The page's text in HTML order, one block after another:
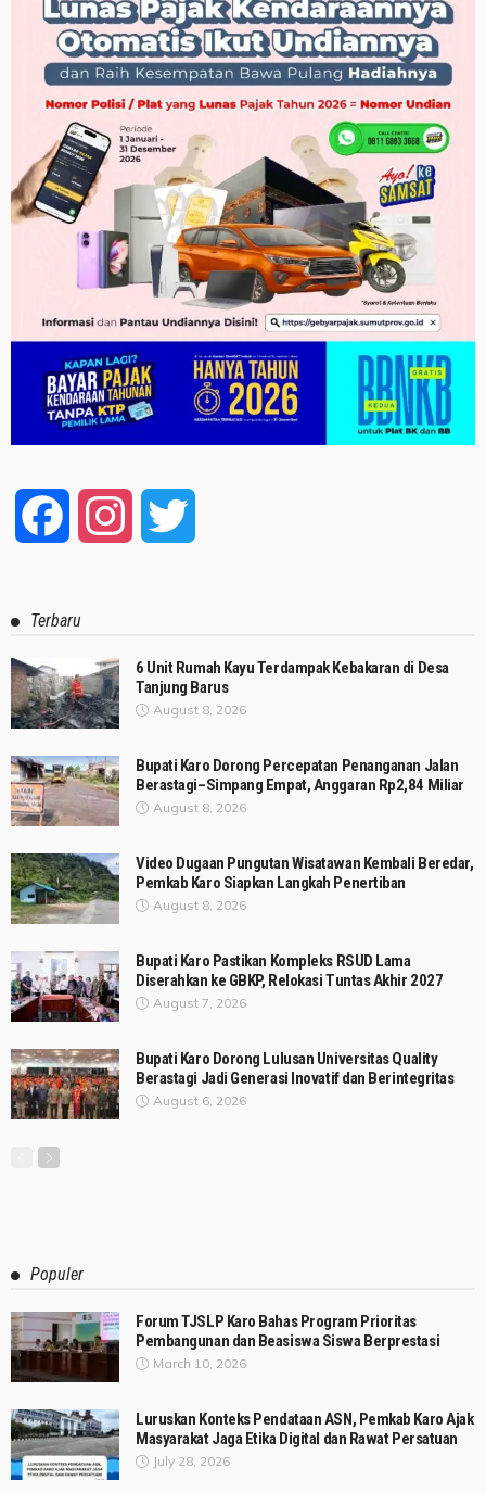
Facebook Instagram
Terbaru
6 Unit Rumah Kayu Terdampak Kebakaran di Desa
Tanjung Barus
August 8, 2026
Bupati Karo Dorong Percepatan Penanganan Jalan
Berastagi–Simpang Empat, Anggaran Rp2,84 Miliar
August 8, 2026
Video Dugaan Pungutan Wisatawan Kembali Beredar,
Pemkab Karo Siapkan Langkah Penertiban
August 8, 2026
Bupati Karo Pastikan Kompleks RSUD Lama
Diserahkan ke GBKP, Relokasi Tuntas Akhir 2027
August 7, 2026
Bupati Karo Dorong Lulusan Universitas Quality
Berastagi Jadi Generasi Inovatif dan Berintegritas
August 6, 2026
Populer
Forum TJSLP Karo Bahas Program Prioritas
Pembangunan dan Beasiswa Siswa Berprestasi
March 10, 2026
Luruskan Konteks Pendataan ASN, Pemkab Karo Ajak
Masyarakat Jaga Etika Digital dan Rawat Persatuan
July 28, 2026